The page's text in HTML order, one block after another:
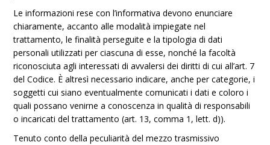
Le informazioni rese con l’informativa devono enunciare
chiaramente, accanto alle modalità impiegate nel
trattamento, le finalità perseguite e la tipologia di dati
personali utilizzati per ciascuna di esse, nonché la facoltà
riconosciuta agli interessati di avvalersi dei diritti di cui all’art. 7
del Codice. È altresì necessario indicare, anche per categorie, i
soggetti cui siano eventualmente comunicati i dati e coloro i
quali possano venirne a conoscenza in qualità di responsabili
o incaricati del trattamento (art. 13, comma 1, lett. d)).
Tenuto conto della peculiarità del mezzo trasmissivo